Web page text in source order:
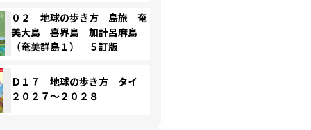
０２ 地球の歩き方 島旅 奄
美大島 喜界島 加計呂麻島
（奄美群島１） ５訂版
Ｄ１７ 地球の歩き方 タイ
２０２７～２０２８